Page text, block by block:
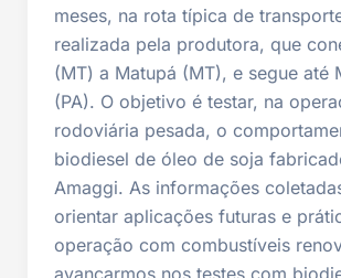
meses, na rota típica de
realizada pela produtora, que
(MT) a Matupá (MT), e segue até
(PA). O objetivo é testar, na
rodoviária pesada, o
biodiesel de óleo de soja
Amaggi. As informações
orientar aplicações futuras e
operação com combustíveis